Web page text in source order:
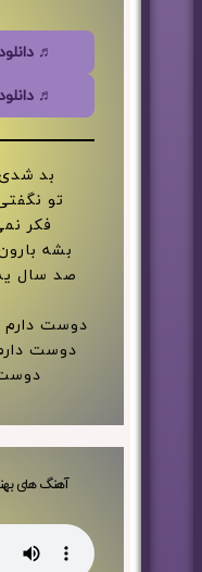
♬
♬
بد
تو
فکر
بشه
صد سال
دوست دارم
دوست
آهنگ های